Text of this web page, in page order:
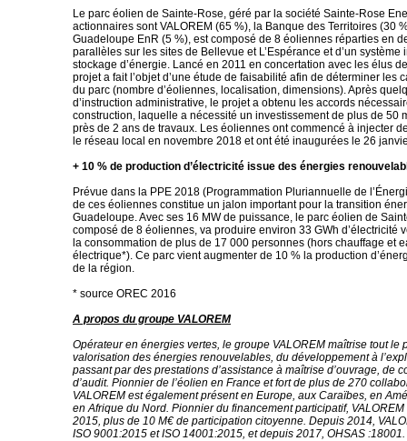
Le parc éolien de Sainte-Rose, géré par la société Sainte-Rose
actionnaires sont VALOREM (65 %), la Banque des Territoires (30
Guadeloupe EnR (5 %), est composé de 8 éoliennes réparties en
parallèles sur les sites de Bellevue et L’Espérance et d’un système
stockage d’énergie. Lancé en 2011 en concertation avec les élus
projet a fait l’objet d’une étude de faisabilité afin de déterminer les
du parc (nombre d’éoliennes, localisation, dimensions). Après
d’instruction administrative, le projet a obtenu les accords
construction, laquelle a nécessité un investissement de plus de 50
près de 2 ans de travaux. Les éoliennes ont commencé à injecter
le réseau local en novembre 2018 et ont été inaugurées le 26
+ 10 % de production d’électricité issue des énergies
Prévue dans la PPE 2018 (Programmation Pluriannuelle de
de ces éoliennes constitue un jalon important pour la transition
Guadeloupe. Avec ses 16 MW de puissance, le parc éolien de
composé de 8 éoliennes, va produire environ 33 GWh d’électricité
la consommation de plus de 17 000 personnes (hors chauffage et
électrique*). Ce parc vient augmenter de 10 % la production
de la région.
* source OREC 2016
A propos du groupe VALOREM
Opérateur en énergies vertes, le groupe VALOREM maîtrise tout le
valorisation des énergies renouvelables, du développement à
passant par des prestations d’assistance à maîtrise d’ouvrage, de
d’audit. Pionnier de l’éolien en France et fort de plus de 270
VALOREM est également présent en Europe, aux Caraïbes, en
en Afrique du Nord. Pionnier du financement participatif,
2015, plus de 10 M€ de participation citoyenne. Depuis 2014,
ISO 9001:2015 et ISO 14001:2015, et depuis 2017, OHSAS :18001.